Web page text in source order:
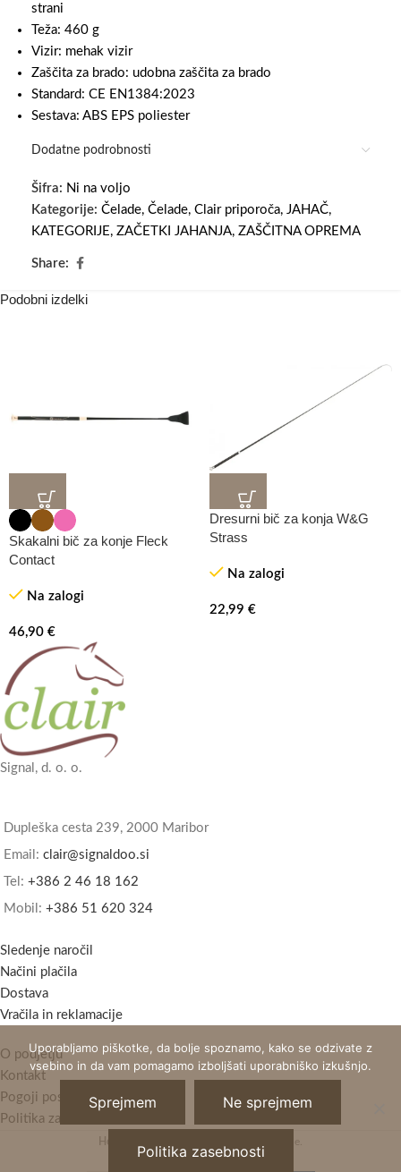
strani
Teža: 460 g
Vizir: mehak vizir
Zaščita za brado: udobna zaščita za brado
Standard: CE EN1384:2023
Sestava: ABS EPS poliester
Dodatne podrobnosti
Šifra: Ni na voljo
Kategorije: Čelade, Čelade, Clair priporoča, JAHAČ,
KATEGORIJE, ZAČETKI JAHANJA, ZAŠČITNA OPREMA
Share:
Podobni izdelki
Skakalni bič za konje Fleck
Contact
Na zalogi
46,90 €
Dresurni bič za konja W&G
Strass
Na zalogi
22,99 €
Signal, d. o. o.
Dupleška cesta 239, 2000 Maribor
Email: clair@signaldoo.si
Tel: +386 2 46 18 162
Mobil: +386 51 620 324
Sledenje naročil
Načini plačila
Dostava
Vračila in reklamacije
O podjetju
Kontakt
Pogoji poslovanja
Politika zasebnosti
Horizont Clair 2021 - Vse pravice pridržane.
Uporabljamo piškotke, da bolje spoznamo, kako se odzivate z
vsebino in da vam pomagamo izboljšati uporabniško izkušnjo.
Sprejmem Ne sprejmem
Politika zasebnosti